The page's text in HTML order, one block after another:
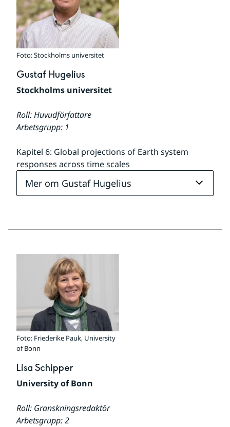
Foto: Stockholms universitet
Gustaf Hugelius
Stockholms universitet
Roll: Huvudförfattare
Arbetsgrupp: 1
Kapitel 6: Global projections of Earth system
responses across time scales
Mer om Gustaf Hugelius
Foto: Friederike Pauk, University
of Bonn
Lisa Schipper
University of Bonn
Roll: Granskningsredaktör
Arbetsgrupp: 2